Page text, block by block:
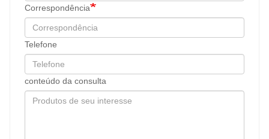
Correspondência
Telefone
conteúdo da consulta